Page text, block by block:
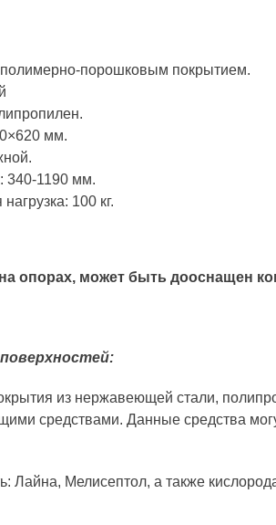
полимерно-порошковым покрытием.
мм.
340-1190 мм.
100 кг.
опорах, может быть дооснащен
из нержавеющей стали,
средствами. Данные средства
Мелисептол, а также